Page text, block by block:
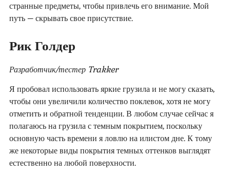
странные предметы, чтобы привлечь его внимание. Мой
путь – скрывать свое присутствие.
Рик Голдер
Разработчик/тестер Trakker
Я пробовал использовать яркие грузила и не могу сказать,
чтобы они увеличили количество поклевок, хотя не могу
отметить и обратной тенденции. В любом случае сейчас я
полагаюсь на грузила с темным покрытием, поскольку
основную часть времени я ловлю на илистом дне. К тому
же некоторые виды покрытия темных оттенков выглядят
естественно на любой поверхности.